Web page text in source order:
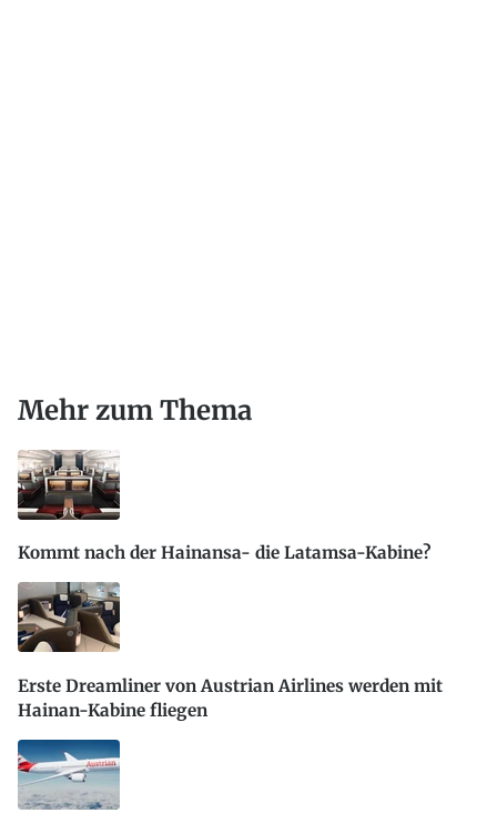
Mehr zum Thema
Kommt nach der Hainansa- die Latamsa-Kabine?
Erste Dreamliner von Austrian Airlines werden mit
Hainan-Kabine fliegen